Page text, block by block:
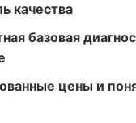
качества
базовая
цены и